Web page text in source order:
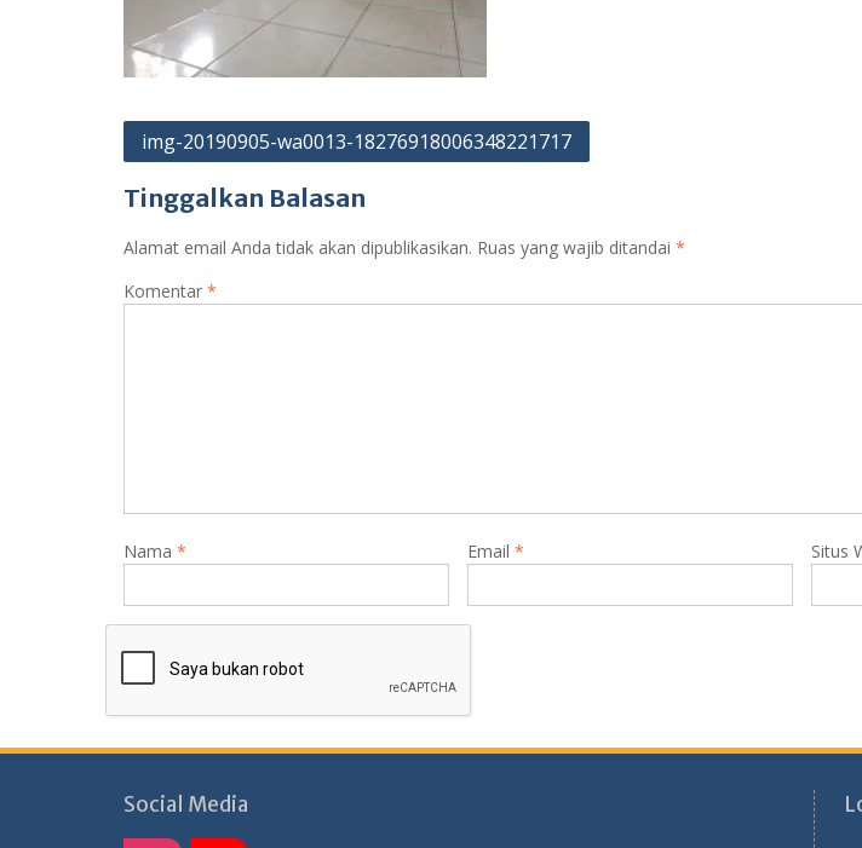
Navigasi
img-20190905-wa0013-18276918006348221717
Tinggalkan Balasan
Alamat email Anda tidak akan dipublikasikan. Ruas yang wajib ditandai *
Komentar *
Nama * Email * Situs
Social Media